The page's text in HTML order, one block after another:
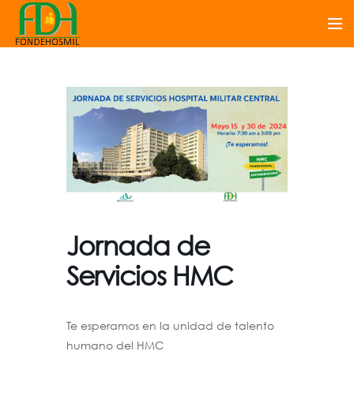
Jornada de
Servicios HMC
Te esperamos en la unidad de talento
humano del HMC